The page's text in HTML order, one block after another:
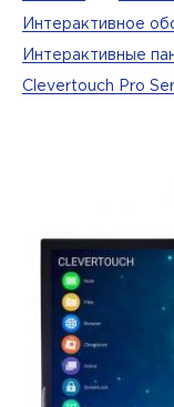
Интерактивное
Интерактивные
Clevertouch Pro